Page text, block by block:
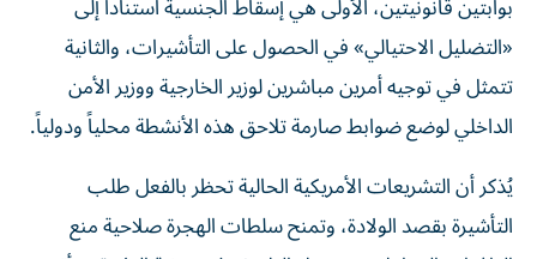
«التضليل الاحتيالي» في الحصول على التأشيرات، والثانية
تتمثل في توجيه أمرين مباشرين لوزير الخارجية ووزير الأمن
الداخلي لوضع ضوابط صارمة تلاحق هذه الأنشطة محلياً ودولياً.
يُذكر أن التشريعات الأمريكية الحالية تحظر بالفعل طلب
التأشيرة بقصد الولادة، وتمنح سلطات الهجرة صلاحية منع